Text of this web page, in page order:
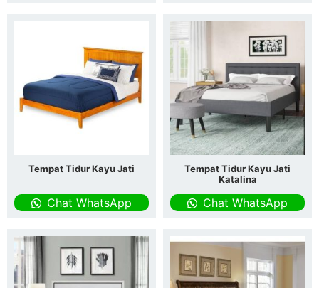
Tempat Tidur Kayu Jati
Chat WhatsApp
Tempat Tidur Kayu Jati
Katalina
Chat WhatsApp